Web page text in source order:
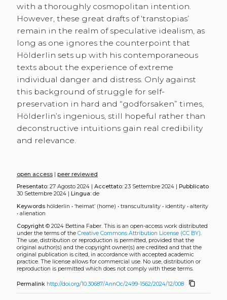
with a thoroughly cosmopolitan intention.
However, these great drafts of ‘transtopias’
remain in the realm of speculative idealism, as
long as one ignores the counterpoint that
Hölderlin sets up with his contemporaneous
texts about the experience of extreme
individual danger and distress. Only against
this background of struggle for self-
preservation in hard and “godforsaken” times,
Hölderlin’s ingenious, still hopeful rather than
deconstructive intuitions gain real credibility
and relevance.
open access| peer reviewed
Presentato:27 Agosto 2024 | Accettato:23 Settembre 2024 |
Pubblicato
30 Settembre 2024 |
Lingua:de
Keywords hölderlin • ‘heimat’ (home) • transculturality• identity• alterity
• alienation
Copyright© 2024 Bettina Faber. This is an open-access work distributed
under the terms of the Creative Commons Attribution License (CC BY).
The use, distribution or reproduction is permitted, provided that the
original author(s) and the copyright owner(s) are credited and that the
original publication is cited, in accordance with accepted academic
practice. The license allows for commercial use. No use, distribution or
reproduction is permitted which does not comply with these terms.
Permalink http://doi.org/10.30687/AnnOc/2499-1562/2024/12/008 content_copy